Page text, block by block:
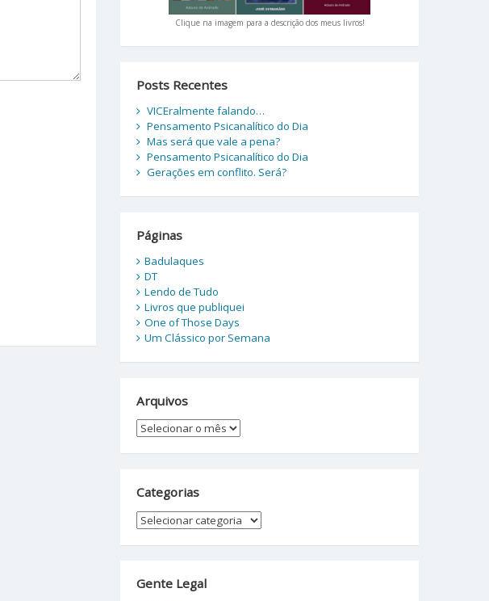
Clique na imagem para a descrição dos meus livros!
Posts Recentes
VICEralmente falando…
Pensamento Psicanalítico do Dia
Mas será que vale a pena?
Pensamento Psicanalítico do Dia
Gerações em conflito. Será?
Páginas
Badulaques
DT
Lendo de Tudo
Livros que publiquei
One of Those Days
Um Clássico por Semana
Arquivos
Arquivos
Categorias
Categorias
Gente Legal